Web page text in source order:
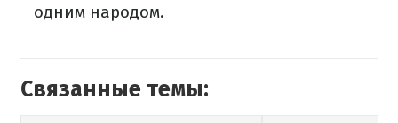
одним народом.
Связанные темы: